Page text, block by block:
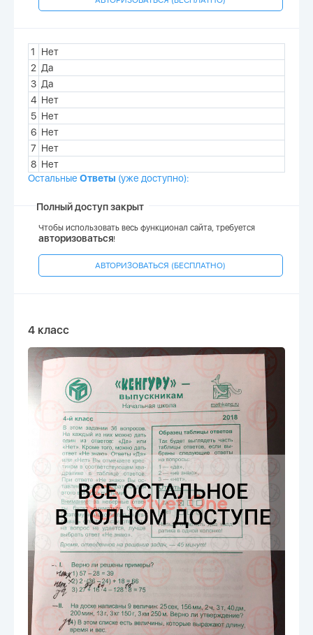
1
Нет
2 Да
3 Да
4 Нет
5 Нет
6 Нет
7 Нет
8 Нет
Остальные Ответы (уже доступно):
Полный доступ закрыт
Чтобы использовать весь функционал сайта, требуется
авторизоваться!
АВТОРИЗОВАТЬСЯ (БЕСПЛАТНО)
4 класс